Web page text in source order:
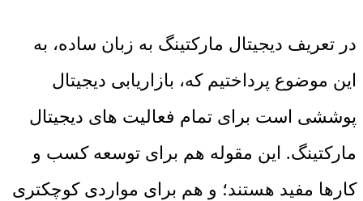
در تعریف دیجیتال مارکتینگ به زبان ساده، به
این موضوع پرداختیم که، بازاریابی دیجیتال
پوششی است برای تمام فعالیت های دیجیتال
مارکتینگ. این مقوله هم برای توسعه کسب و
کارها مفید هستند؛ و هم برای مواردی کوچکتری